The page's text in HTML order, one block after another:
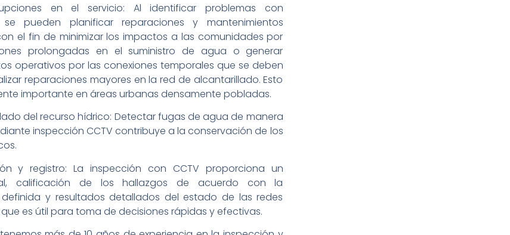
en el servicio: Al identificar problemas con
se pueden planificar reparaciones y mantenimientos
el fin de minimizar los impactos a las comunidades por
prolongadas en el suministro de agua o generar
operativos por las conexiones temporales que se deben
reparaciones mayores en la red de alcantarillado. Esto
importante en áreas urbanas densamente pobladas.
del recurso hídrico: Detectar fugas de agua de manera
inspección CCTV contribuye a la conservación de los
y registro: La inspección con CCTV proporciona un
calificación de los hallazgos de acuerdo con la
y resultados detallados del estado de las redes
es útil para toma de decisiones rápidas y efectivas.